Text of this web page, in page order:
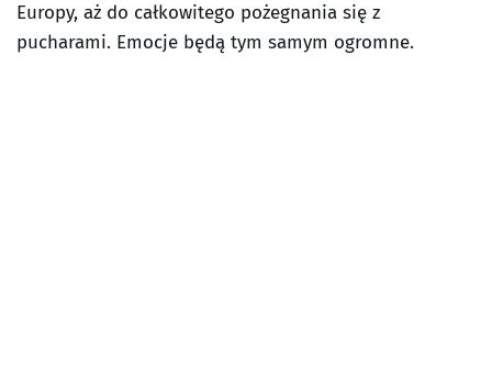
Europy, aż do całkowitego pożegnania się z
pucharami. Emocje będą tym samym ogromne.